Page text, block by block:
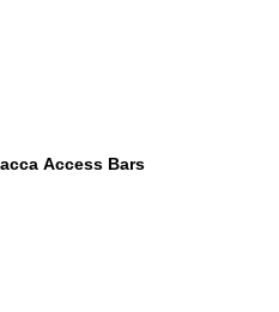
Access Bars